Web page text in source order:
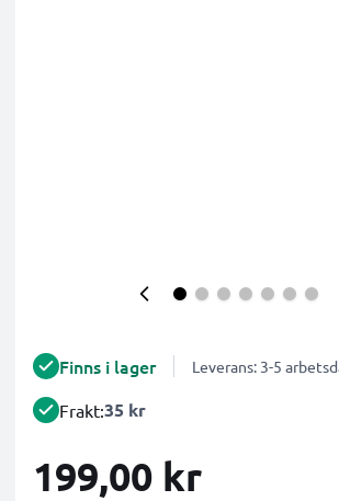
Finns i lager Leverans: 3-5
Frakt:35 kr
199,00 kr